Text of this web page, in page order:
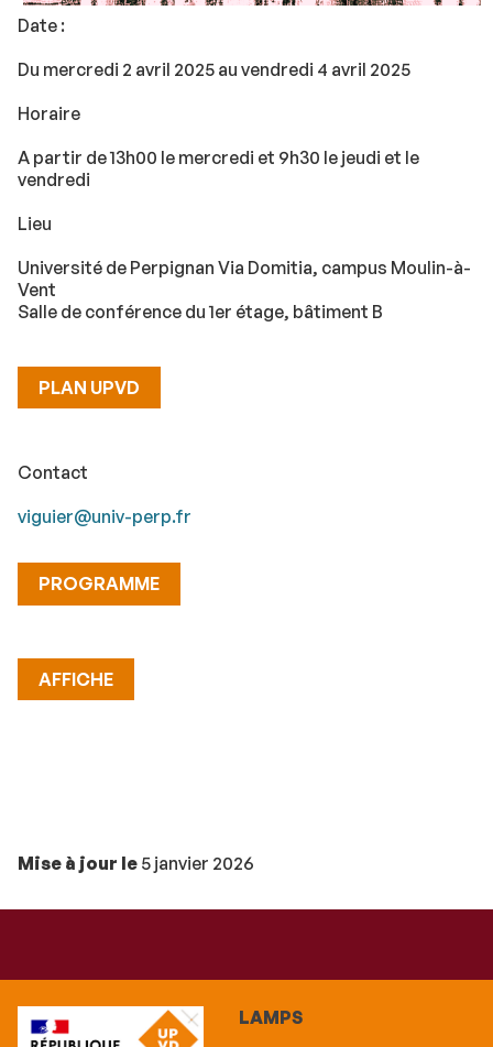
Date :
Du mercredi 2 avril 2025 au vendredi 4 avril 2025
Horaire
A partir de 13h00 le mercredi et 9h30 le jeudi et le
vendredi
Lieu
Université de Perpignan Via Domitia, campus Moulin-à-
Vent
Salle de conférence du 1er étage, bâtiment B
PLAN UPVD
Contact
viguier@univ-perp.fr
PROGRAMME
AFFICHE
Mise à jour le 5 janvier 2026
LAMPS